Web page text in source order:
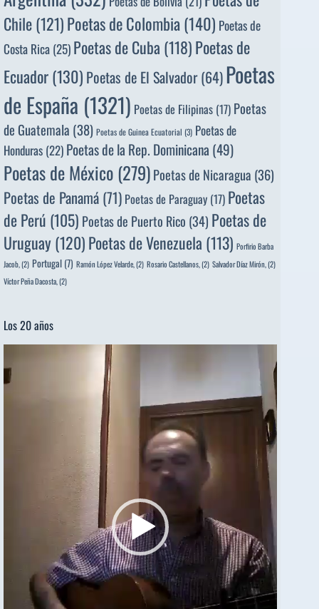
Chile(121)Poetas de Colombia(140) Poetas de
Costa Rica(25)Poetas de Cuba (118)Poetas de
Ecuador(130) Poetas de El Salvador(64)Poetas
de España (1321) Poetas de Filipinas (17) Poetas
de Guatemala (38) Poetas de Guinea Ecuatorial (3) Poetas de
Honduras (22) Poetas de la Rep. Dominicana (49)
Poetas de México(279)Poetas de Nicaragua (36)
Poetas de Panamá (71) Poetas de Paraguay (17) Poetas
de Perú (105) Poetas de Puerto Rico (34) Poetas de
Uruguay(120)Poetas de Venezuela (113) Porfirio Barba
Jacob, (2) Portugal (7) Ramón López Velarde, (2) Rosario Castellanos, (2) Salvador Díaz Mirón, (2)
Víctor Peña Dacosta, (2)
Los 20 años
de
vídeo